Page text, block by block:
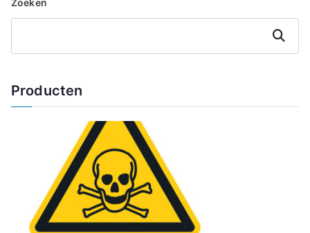
Zoeken
Producten